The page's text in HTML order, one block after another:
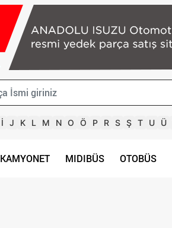
İ J K L M N O Ö P R S Ş T U Ü
KAMYONET MIDIBÜS OTOBÜS